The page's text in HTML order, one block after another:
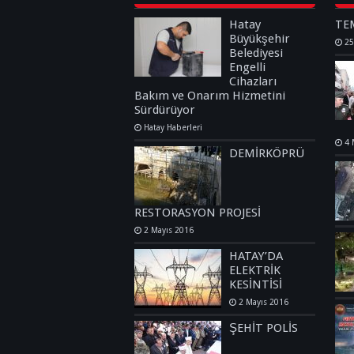
Hatay
Büyükşehir
Belediyesi
Engelli
Cihazları
Bakım ve Onarım Hizmetini
Sürdürüyor
Hatay Haberleri
DEMİRKÖPRÜ
RESTORASYON PROJESİ
2 Mayıs 2016
HATAY’DA
ELEKTRİK
KESİNTİSİ
2 Mayıs 2016
ŞEHİT POLİS
4